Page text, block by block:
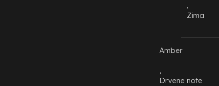
,
Zima
Amber
,
Drvene note